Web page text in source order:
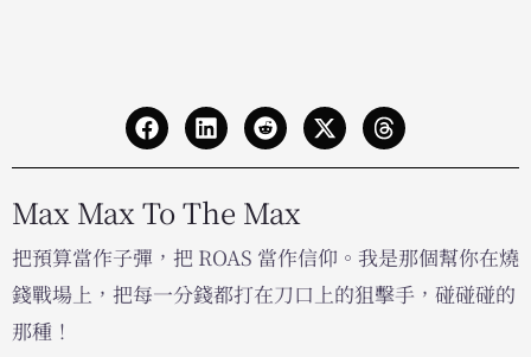
Max Max To The Max
把預算當作子彈，把 ROAS 當作信仰。我是那個幫你在燒
錢戰場上，把每一分錢都打在刀口上的狙擊手，碰碰碰的
那種！